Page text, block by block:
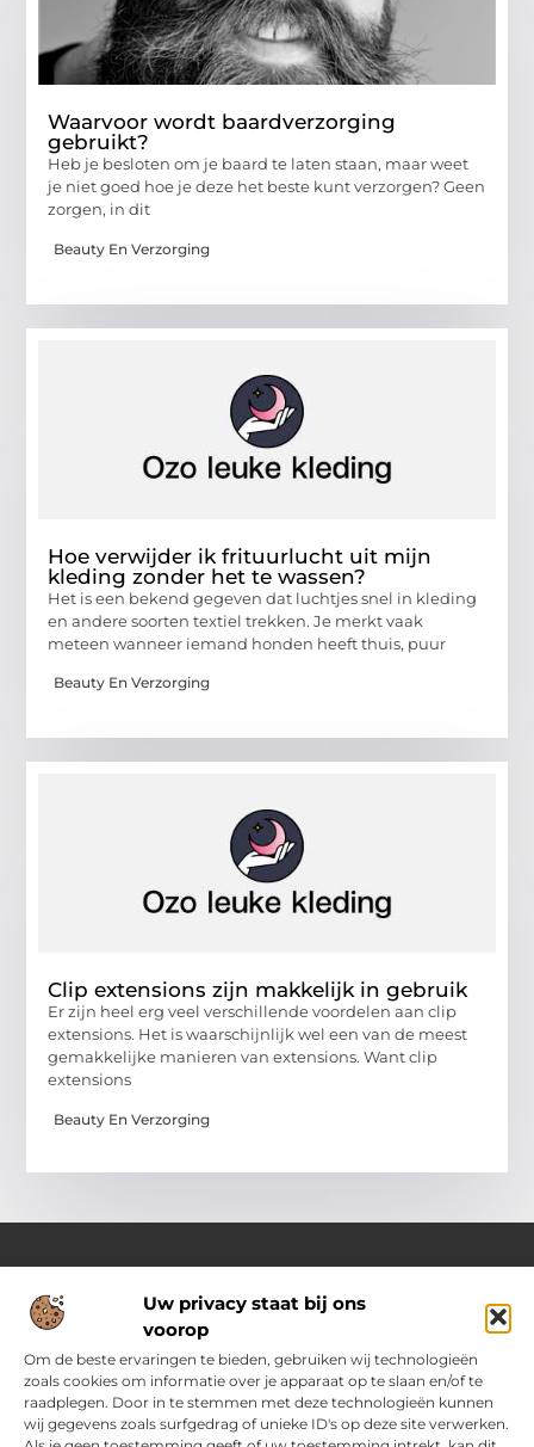
Uw privacy staat bij ons
voorop
Om de beste ervaringen te bieden, gebruiken wij technologieën
zoals cookies om informatie over je apparaat op te slaan en/of te
raadplegen. Door in te stemmen met deze technologieën kunnen
wij gegevens zoals surfgedrag of unieke ID's op deze site verwerken.
Waarvoor wordt baardverzorging
gebruikt?
Heb je besloten om je baard te laten staan, maar weet
je niet goed hoe je deze het beste kunt verzorgen? Geen
zorgen, in dit
Beauty En Verzorging
Hoe verwijder ik frituurlucht uit mijn
kleding zonder het te wassen?
Het is een bekend gegeven dat luchtjes snel in kleding
en andere soorten textiel trekken. Je merkt vaak
meteen wanneer iemand honden heeft thuis, puur
Beauty En Verzorging
Clip extensions zijn makkelijk in gebruik
Er zijn heel erg veel verschillende voordelen aan clip
extensions. Het is waarschijnlijk wel een van de meest
gemakkelijke manieren van extensions. Want clip
extensions
Beauty En Verzorging
Over Ozoleukekleding.nl
Jouw inspiratiebron voor stijlvolle en praktische modetips
Laat je verrassen door onze gevarieerde blogs vol trends,
kledingadvies en creatieve ideeën. Ontdek hoe je met slimme
tips en originele inspiratie elke dag met flair en zelfvertrouwen
voor de dag komt.